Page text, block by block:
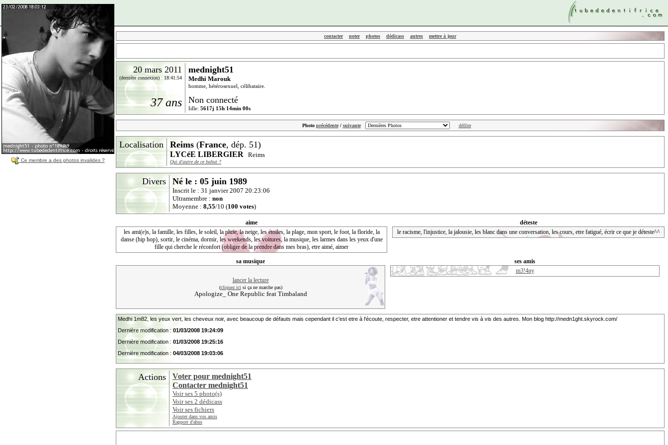
Ce membre a des photos invalides ?
contacter noter photos dédicass autres mettre à jour
20 mars 2011
(dernière connexion) 18:41:54
mednight51
Medhi Marouk
homme, hétérosexuel, célibataire.
Non connecté
Idle: 5617j 15h 14min 00s
37 ans
Photo précédente/ suivante
Localisation Reims (France, dép. 51)
LYCéE LIBERGIER Reims
Qui d'autre de ce bahut ?
Divers Né le : 05 juin 1989
Inscrit le : 31 janvier 2007 20:23:06
Ultramembre : non
Moyenne : 8,55/10 (100 votes)
aime
les ami(e)s, la famille, les filles, le soleil, la pluie, la neige, les étoiles, la plage, mon sport, le foot, la floride, la
danse (hip hop), sortir, le cinéma, dormir, les weekends, les voitures, la musique, les larmes dans les yeux d'une
fille qui cherche le réconfort (obliger de la prendre dans mes bras), etre aimé, aimer
déteste
le racisme, l'injustice, la jalousie, les blanc dans une conversation, les cours, etre fatigué, écrir ce que je déteste^^
sa musique
(cliquez ici si ça ne marche pas)
Apologize_ One Republic feat Timbaland
ses amis
m3!4ny
Medhi 1m82, les yeux vert, les cheveux noir, avec beaucoup de défauts mais cependant il c'est etre à l'écoute, respecter, etre attentioner et tendre vis à vis des autres. Mon blog http://medn1ght.skyrock.com/
Dernière modification : 01/03/2008 19:24:09
Dernière modification : 01/03/2008 19:25:16
Dernière modification : 04/03/2008 19:03:06
Actions
Voter pour mednight51
Contacter mednight51
Voir ses 5 photo(s)
Voir ses 2 dédicass
Voir ses fichiers
Ajouter dans vos amis
Rapport d'abus